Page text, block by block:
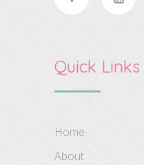
Quick Links
Home
About